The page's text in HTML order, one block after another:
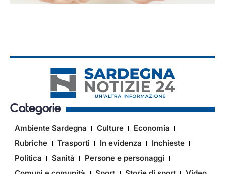
Categorie
Ambiente Sardegna Culture
Economia
Rubriche
Trasporti In evidenza
Inchieste
Politica
Sanità
Persone e personaggi